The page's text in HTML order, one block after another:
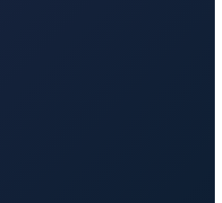
buďte informovaní o akciách.